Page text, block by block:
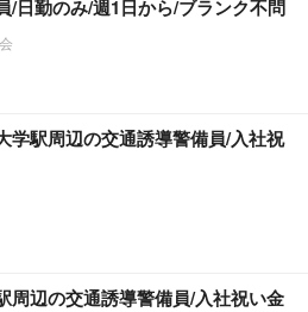
/日勤のみ/週1日から/ブランク不問
学駅周辺の交通誘導警備員/入社祝
周辺の交通誘導警備員/入社祝い金